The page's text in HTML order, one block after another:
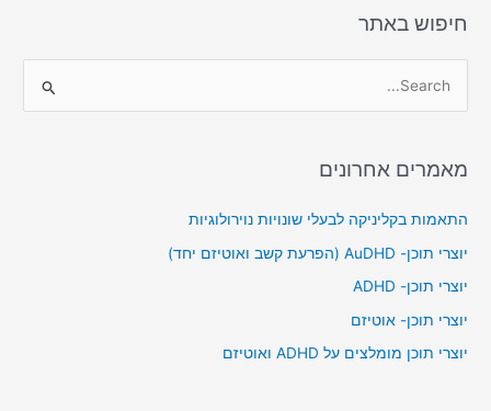
k
חיפוש באתר
r
o
r
:
מאמרים אחרונים
התאמות בקליניקה לבעלי שונויות נוירולוגיות
יוצרי תוכן- AuDHD (הפרעת קשב ואוטיזם יחד)
יוצרי תוכן- ADHD
יוצרי תוכן- אוטיזם
יוצרי תוכן מומלצים על ADHD ואוטיזם